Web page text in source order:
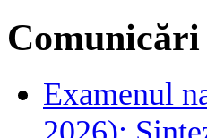
Examenul